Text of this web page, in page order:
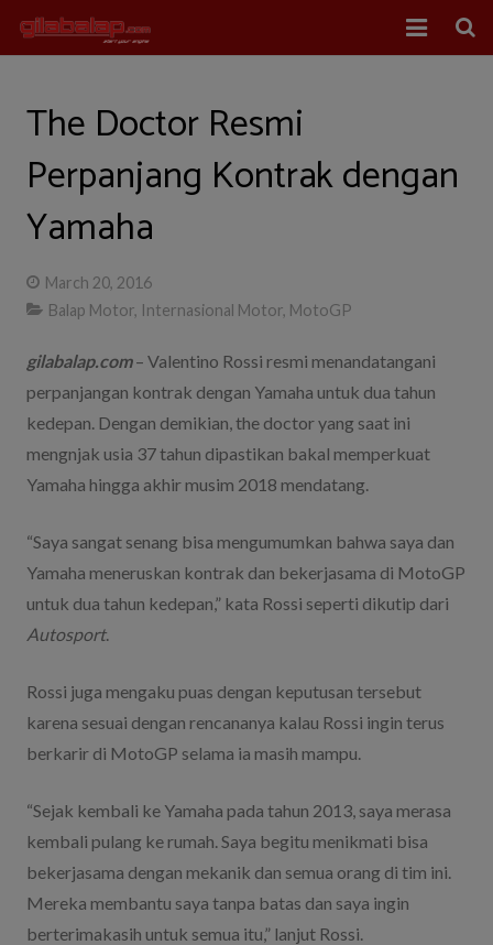
Balap Mobil
Balap Motor
About Us
The Doctor Resmi
Perpanjang Kontrak dengan
Yamaha
March 20, 2016
Balap Motor, Internasional Motor, MotoGP
gilabalap.com– Valentino Rossi resmi menandatangani
perpanjangan kontrak dengan Yamaha untuk dua tahun
kedepan. Dengan demikian, the doctor yang saat ini
mengnjak usia 37 tahun dipastikan bakal memperkuat
Yamaha hingga akhir musim 2018 mendatang.
“Saya sangat senang bisa mengumumkan bahwa saya dan
Yamaha meneruskan kontrak dan bekerjasama di MotoGP
untuk dua tahun kedepan,” kata Rossi seperti dikutip dari
Autosport.
Rossi juga mengaku puas dengan keputusan tersebut
karena sesuai dengan rencananya kalau Rossi ingin terus
berkarir di MotoGP selama ia masih mampu.
“Sejak kembali ke Yamaha pada tahun 2013, saya merasa
kembali pulang ke rumah. Saya begitu menikmati bisa
bekerjasama dengan mekanik dan semua orang di tim ini.
Mereka membantu saya tanpa batas dan saya ingin
berterimakasih untuk semua itu,” lanjut Rossi.